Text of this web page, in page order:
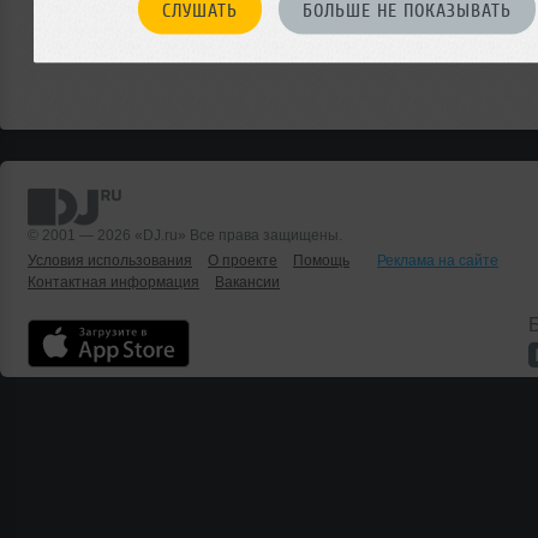
СЛУШАТЬ БОЛЬШЕ НЕ ПОКАЗЫВАТЬ
© 2001 — 2026 «DJ.ru» Все права защищены.
Условия использования
О проекте Помощь
Реклама на сайте
Контактная информация
Вакансии